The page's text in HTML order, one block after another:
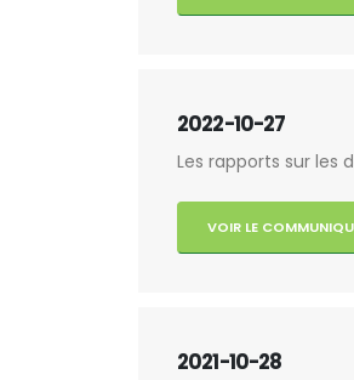
2022-10-27
Les rapports sur les
VOIR LE
2021-10-28